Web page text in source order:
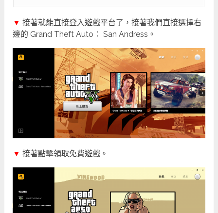
▼ 接著就能直接登入遊戲平台了，接著我們直接選擇右
邊的 Grand Theft Auto： San Andress。
▼ 接著點擊領取免費遊戲。